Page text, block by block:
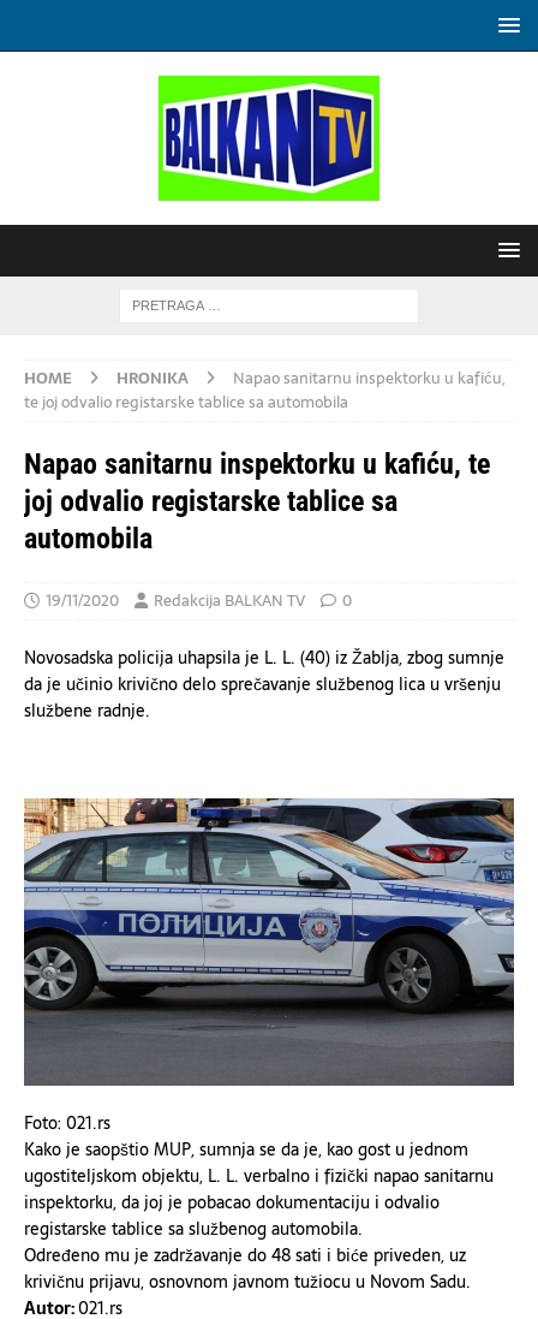
HOME HRONIKA
Napao sanitarnu inspektorku u kafiću,
te joj odvalio registarske tablice sa automobila
Napao sanitarnu inspektorku u kafiću, te
joj odvalio registarske tablice sa
automobila
19/11/2020 Redakcija BALKAN TV 0
Novosadska policija uhapsila je L. L. (40) iz Žablja, zbog sumnje
da je učinio krivično delo sprečavanje službenog lica u vršenju
službene radnje.
Foto: 021.rs
Kako je saopštio MUP, sumnja se da je, kao gost u jednom
ugostiteljskom objektu, L. L. verbalno i fizički napao sanitarnu
inspektorku, da joj je pobacao dokumentaciju i odvalio
registarske tablice sa službenog automobila.
Određeno mu je zadržavanje do 48 sati i biće priveden, uz
krivičnu prijavu, osnovnom javnom tužiocu u Novom Sadu.
Autor:021.rs